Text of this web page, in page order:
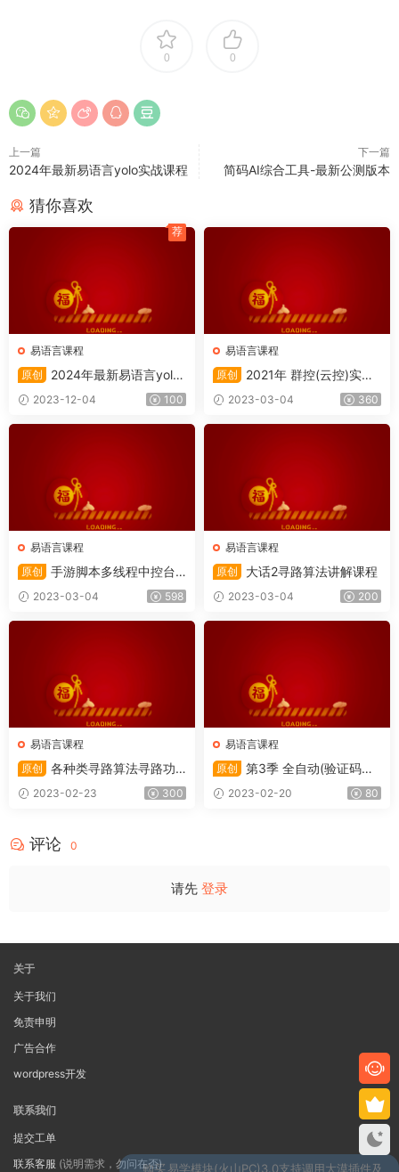
0 0
上一篇
2024年最新易语言yolo实战课程
下一篇
简码AI综合工具-最新公测版本
猜你喜欢
易语言课程
原创
2024年最新易语言yolo
实战课程
2023-12-04 100
荐
易语言课程
原创
2021年 群控(云控)实战
开发课程-自带项目
2023-03-04 360
易语言课程
原创
手游脚本多线程中控台
开发详解易语言篇(2021)
2023-03-04 598
易语言课程
原创
大话2寻路算法讲解课程
2023-03-04 200
易语言课程
原创
各种类寻路算法寻路功
能实战详解-解决各类寻路难题
(2022)
2023-02-23 300
易语言课程
原创
第3季 全自动(验证码识
别)答题器开发_易语言篇(202
2)
2023-02-20 80
评论 0
请先 登录
关于
关于我们
免责申明
广告合作
wordpress开发
联系我们
提交工单
联系客服 (说明需求，勿问在否)
购买 易学模块(火山PC)3.0支持调用大漠插件及